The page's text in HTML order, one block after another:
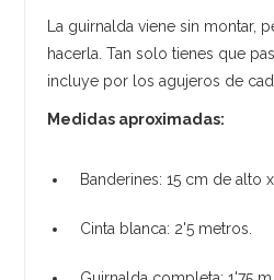
La guirnalda viene sin montar,
hacerla. Tan solo tienes que
incluye por los agujeros de
Medidas aproximadas:
Banderines: 15 cm de alto
Cinta blanca: 2'5 metros.